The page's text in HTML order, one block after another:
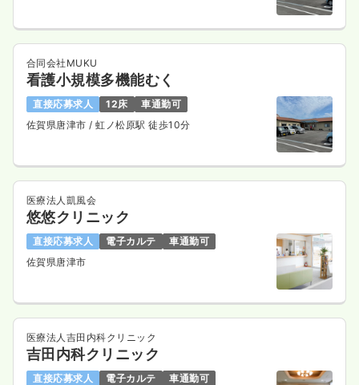
合同会社MUKU
看護小規模多機能むく
直接応募求人 12床
車通勤可
佐賀県唐津市/ 虹ノ松原駅 徒歩10分
医療法人凱風会
悠悠クリニック
直接応募求人 電子カルテ
車通勤可
佐賀県唐津市
医療法人吉田内科クリニック
吉田内科クリニック
直接応募求人 電子カルテ 車通勤可